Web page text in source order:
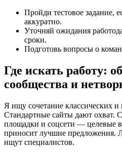
Пройди тестовое задание,
аккуратно.
Уточняй ожидания
сроки.
Подготовь вопросы о
Где искать работу:
сообщества и
Я ищу сочетание классических
Стандартные сайты дают охват.
площадки и соцсети — целевые
приносит лучшие предложения.
ищут специалистов.